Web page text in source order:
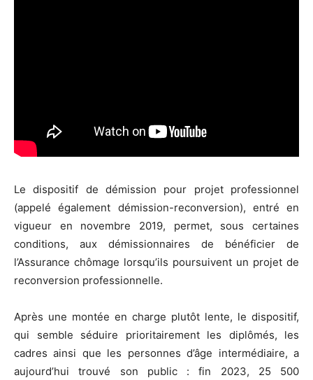
Le dispositif de démission pour projet professionnel
(appelé également démission-reconversion), entré en
vigueur en novembre 2019, permet, sous certaines
conditions, aux démissionnaires de bénéficier de
l’Assurance chômage lorsqu’ils poursuivent un projet de
reconversion professionnelle.
Après une montée en charge plutôt lente, le dispositif,
qui semble séduire prioritairement les diplômés, les
cadres ainsi que les personnes d’âge intermédiaire, a
aujourd’hui trouvé son public : fin 2023, 25 500